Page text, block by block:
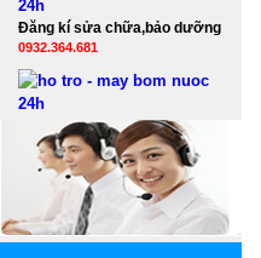
Đăng kí sửa chữa,bảo dưỡng
0932.364.681